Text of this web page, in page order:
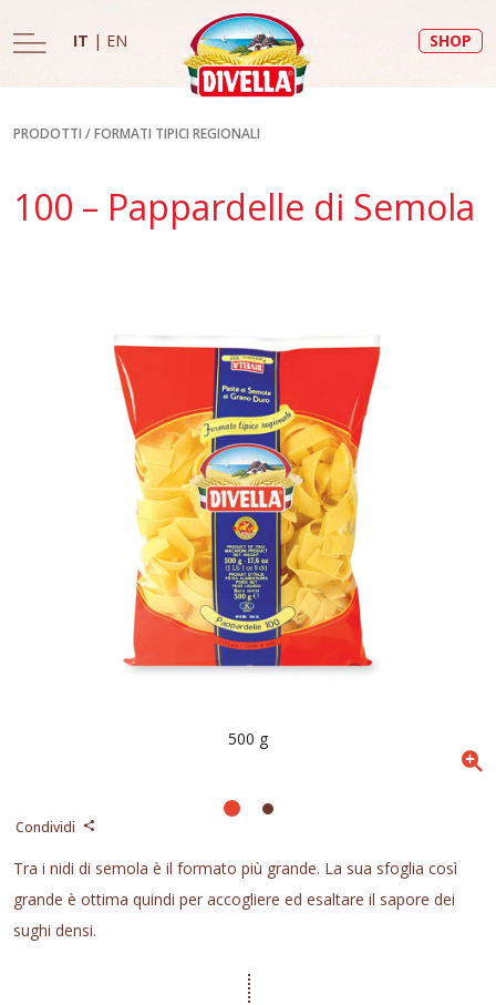
IT | EN SHOP
PRODOTTI /FORMATI TIPICI REGIONALI
100 – Pappardelle di Semola
Condividi
Tra i nidi di semola è il formato più grande. La sua sfoglia così
grande è ottima quindi per accogliere ed esaltare il sapore dei
sughi densi.
500 g